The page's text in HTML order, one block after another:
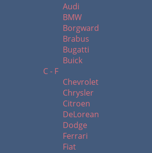
Audi
BMW
Borgward
Brabus
Bugatti
Buick
C - F
Chevrolet
Chrysler
Citroen
DeLorean
Dodge
Ferrari
Fiat